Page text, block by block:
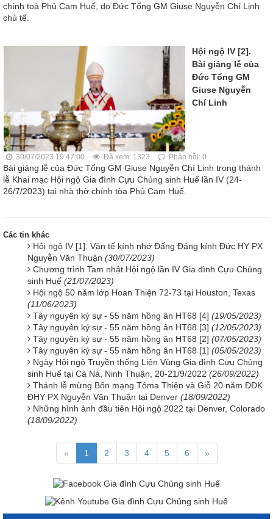
chính toà Phủ Cam Huế, do Đức Tổng GM Giuse Nguyễn Chí Linh
chủ tế.
Hội ngộ IV [2].
Bài giảng lễ của
Đức Tổng GM
Giuse Nguyễn
Chí Linh
30/07/2023 19:47:00 Đã xem: 1323 Phản hồi: 0
Bài giảng lễ của Đức Tổng GM Giuse Nguyễn Chí Linh trong thánh
lễ Khai mạc Hội ngộ Gia đình Cựu Chủng sinh Huế lần IV (24-
26/7/2023) tại nhà thờ chính tòa Phủ Cam Huế.
Các tin khác
Hội ngộ IV [1]. Văn tế kính nhớ Đấng Đáng kính Đức HY PX
Nguyễn Văn Thuận (30/07/2023)
Chương trình Tam nhật Hội ngộ lần IV Gia đình Cựu Chủng
sinh Huế (21/07/2023)
Hội ngộ 50 năm lớp Hoan Thiện 72-73 tại Houston, Texas
(11/06/2023)
Tây nguyên ký sự - 55 năm hồng ân HT68 [4] (19/05/2023)
Tây nguyên ký sự - 55 năm hồng ân HT68 [3] (12/05/2023)
Tây nguyên ký sự - 55 năm hồng ân HT68 [2] (07/05/2023)
Tây nguyên ký sự - 55 năm hồng ân HT68 [1] (05/05/2023)
Ngày Hội ngộ Truyền thống Liên Vùng Gia đình Cựu Chủng
sinh Huế tại Cà Ná, Ninh Thuận, 20-21/9/2022 (26/09/2022)
Thánh lễ mừng Bổn mạng Tôma Thiện và Giỗ 20 năm ĐĐK
ĐHY PX Nguyễn Văn Thuận tại Denver (18/09/2022)
Những hình ảnh đầu tiên Hội ngộ 2022 tại Denver, Colorado
(18/09/2022)
« 1 2 3 4 5 6 »